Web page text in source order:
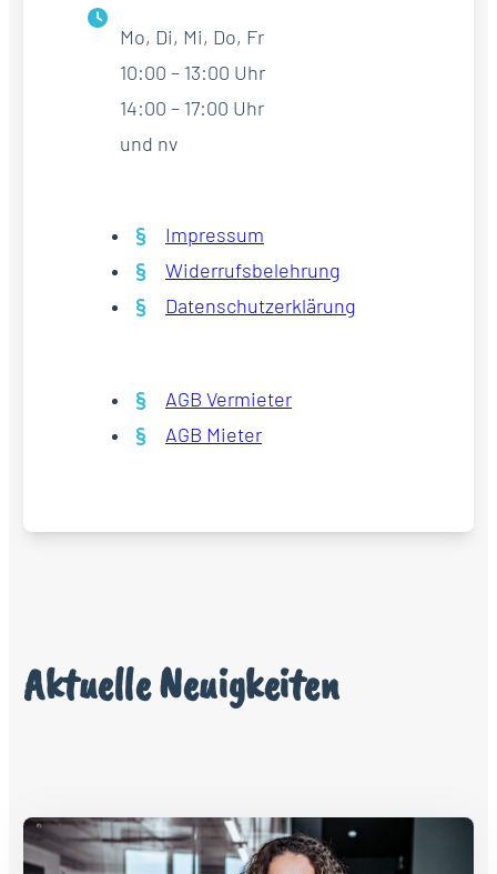
Mo, Di, Mi, Do, Fr
10:00 – 13:00 Uhr
14:00 – 17:00 Uhr
und nv
Impressum
Widerrufsbelehrung
Datenschutzerklärung
AGB Vermieter
AGB Mieter
Aktuelle Neuigkeiten